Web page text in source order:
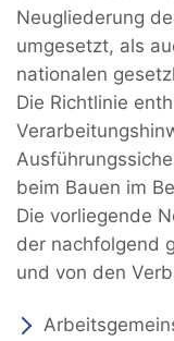
Neugliederung
umgesetzt, als
nationalen
Die Richtlinie
beim Bauen im
Die vorliegende
der nachfolgend
und von den